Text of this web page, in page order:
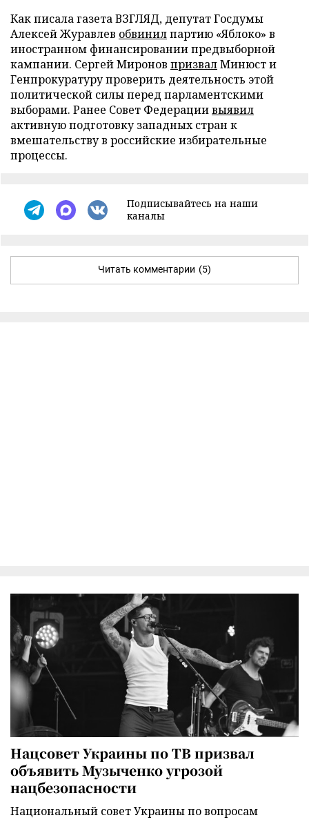
Как писала газета ВЗГЛЯД, депутат Госдумы
Алексей Журавлев обвинилпартию «Яблоко» в
иностранном финансировании предвыборной
кампании. Сергей Миронов призвалМинюст и
Генпрокуратуру проверить деятельность этой
политической силы перед парламентскими
выборами. Ранее Совет Федерациивыявил
активную подготовку западных стран к
вмешательству в российские избирательные
процессы.
Подписывайтесь на наши
каналы
Читать комментарии (5)
Нацсовет Украины по ТВ призвал
объявить Музыченко угрозой
нацбезопасности
Национальный совет Украины по вопросам